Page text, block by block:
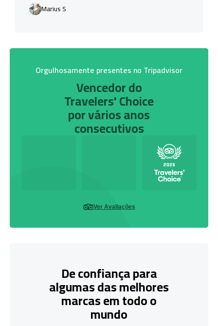
Marius S
Orgulhosamente presentes no Tripadvisor
Vencedor do
Travelers' Choice
por vários anos
consecutivos
Ver Avaliações
De confiança para
algumas das melhores
marcas em todo o
mundo